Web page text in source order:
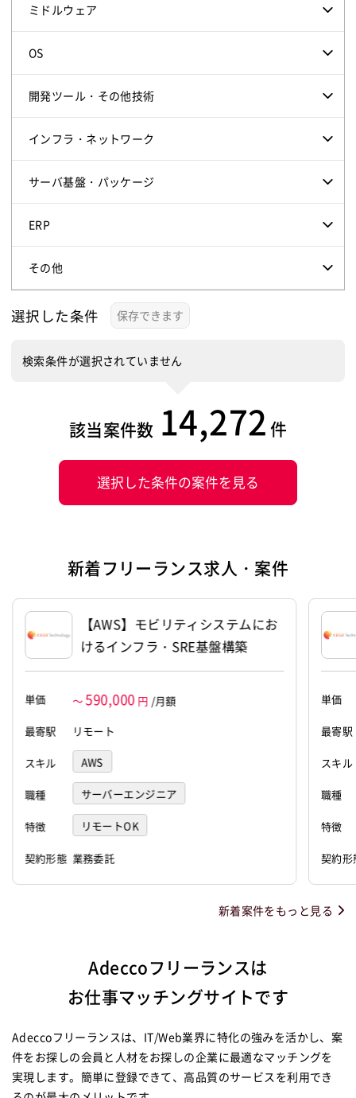
ミドルウェア
OS
開発ツール・その他技術
インフラ・ネットワーク
サーバ基盤・パッケージ
ERP
その他
選択した条件
検索条件が選択されていません
該当案件数 14,272 件
選択した条件の案件を見る
新着フリーランス求人・案件
【AWS】モビリティシステムにお
けるインフラ・SRE基盤構築
単価 ～ 590,000 円 /月額
最寄駅
リモート
スキル AWS
職種 サーバーエンジニア
特徴 リモートOK
契約形態 業務委託
単価
最寄駅
スキル
職種
特徴
契約形
新着案件をもっと見る
Adeccoフリーランスは
お仕事マッチングサイトです
Adeccoフリーランスは、IT/Web業界に特化の強みを活かし、案
件をお探しの会員と人材をお探しの企業に最適なマッチングを
実現します。 簡単に登録できて、高品質のサービスを利用でき